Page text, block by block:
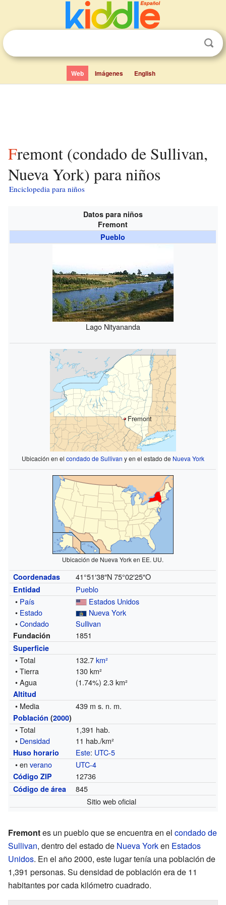
Web Imágenes English
Fremont (condado de Sullivan,
Nueva York) para niños
Enciclopedia para niños
Datos para niños
Fremont
Pueblo
Lago Nityananda
Fremont
Ubicación en el condado de Sullivan y en el estado de Nueva York
Ubicación de Nueva York en EE. UU.
Coordenadas 41°51′38″N 75°02′25″O
Entidad
Pueblo
• País
Estados Unidos
• Estado
Nueva York
•Condado Sullivan
Fundación 1851
Superficie
• Total 132.7km²
• Tierra
130 km²
• Agua
(1.74%) 2.3 km²
Altitud
• Media 439 m s. n. m.
Población (2000)
• Total
1,391 hab.
• Densidad 11 hab./km²
Huso horario Este: UTC-5
• enverano UTC-4
Código ZIP 12736
Código de área
845
Sitio web oficial
Fremontes un pueblo que se encuentra en el condado de
Sullivan, dentro del estado de Nueva Yorken Estados
Unidos. En el año 2000, este lugar tenía una población de
1,391 personas. Su densidad de población era de 11
habitantes por cada kilómetro cuadrado.